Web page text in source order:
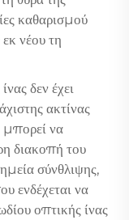
καθαρισμού
νέου τη
δεν έχει
ακτίνας
να
διακοπή του
σύνθλιψης,
ενδέχεται να
οπτικής ίνας